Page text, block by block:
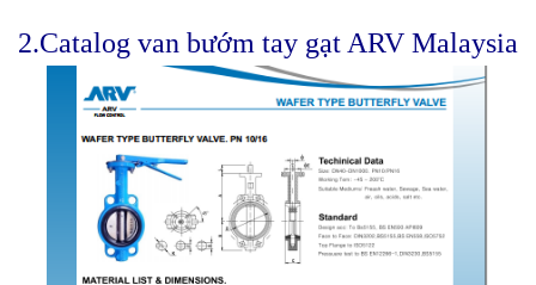
2.Catalog van bướm tay gạt ARV Malaysia